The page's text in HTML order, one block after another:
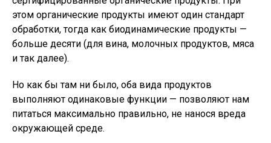
этом органические продукты имеют один стандарт
обработки, тогда как биодинамические продукты —
больше десяти (для вина, молочных продуктов, мяса
и так далее).
Но как бы там ни было, оба вида продуктов
выполняют одинаковые функции — позволяют нам
питаться максимально правильно, не нанося вреда
окружающей среде.